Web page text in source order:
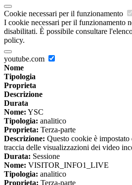
Cookie necessari per il funzionamento
I cookie necessari per il funzionamento
disabilitati. È possibile consultare
policy.
youtube.com
Nome
Tipologia
Proprieta
Descrizione
Durata
Nome: YSC
Tipologia: analitico
Proprieta: Terza-parte
Descrizione: Questo cookie è impostato
traccia delle visualizzazioni dei video
Durata: Sessione
Nome: VISITOR_INFO1_LIVE
Tipologia: analitico
Proprieta: Terza-parte